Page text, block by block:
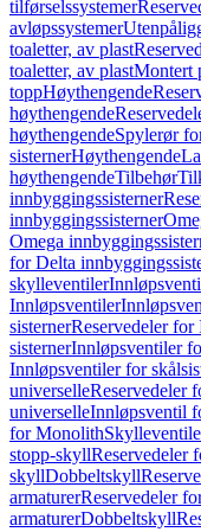
tilførselssystemer
avløpssystemer
toaletter, av plast
toaletter, av plastMontert
toppHøythengende
høythengende
høythengendeSpylerør
sisternerHøythengende
høythengendeTilbehør
innbyggingssisterner
innbyggingssisterner
Omega
for Delta
skylleventiler
Innløpsventiler
sisternerReservedeler
sisternerInnløpsventiler
Innløpsventiler for
universelleReservedeler
universelleInnløpsventil
for Monolith
stopp-skyllReservedeler
skyllDobbeltskyll
armaturerReservedeler
armaturerDobbeltskyll